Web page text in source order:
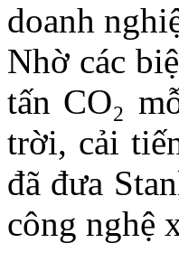
doanh
Nhờ các
tấn CO₂
trời, cải
đã đưa
công nghệ